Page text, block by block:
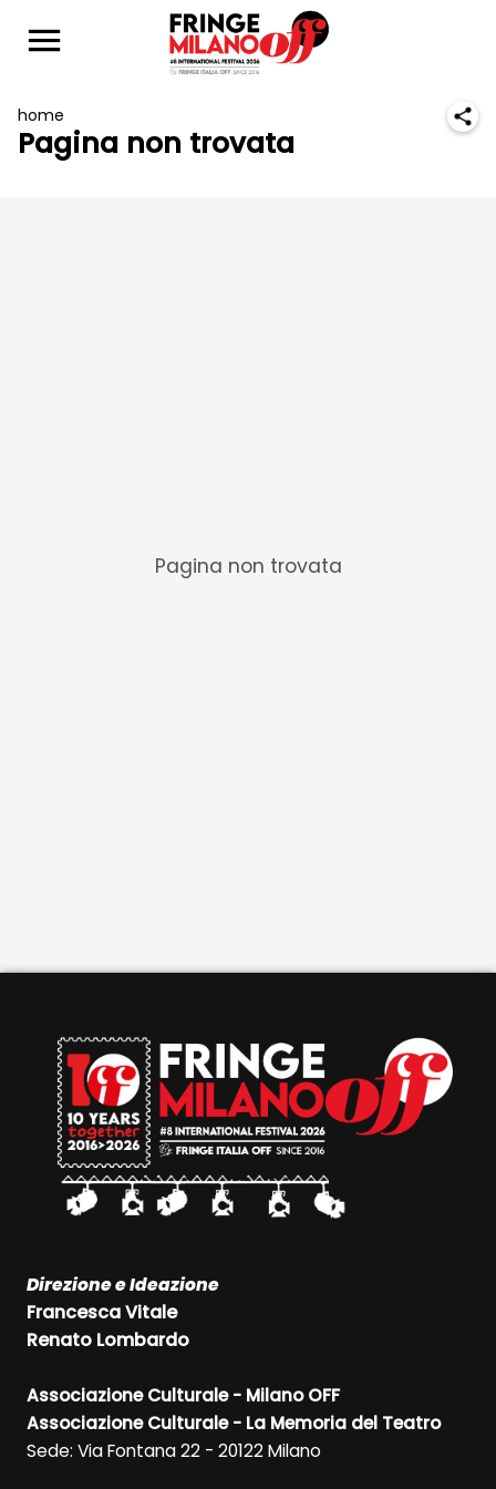
home
Pagina non trovata
Pagina non trovata
Direzione e Ideazione
Francesca Vitale
Renato Lombardo
Associazione Culturale - Milano OFF
Associazione Culturale - La Memoria del Teatro
Sede: Via Fontana 22 - 20122 Milano